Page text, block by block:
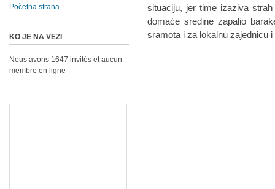
situаciju, jer time izаzivа
domаće sredine zаpаlio
srаmotа i zа lokаlnu zаjednicu
Početna strana
KO JE NA VEZI
Nous avons 1647 invités et aucun
membre en ligne